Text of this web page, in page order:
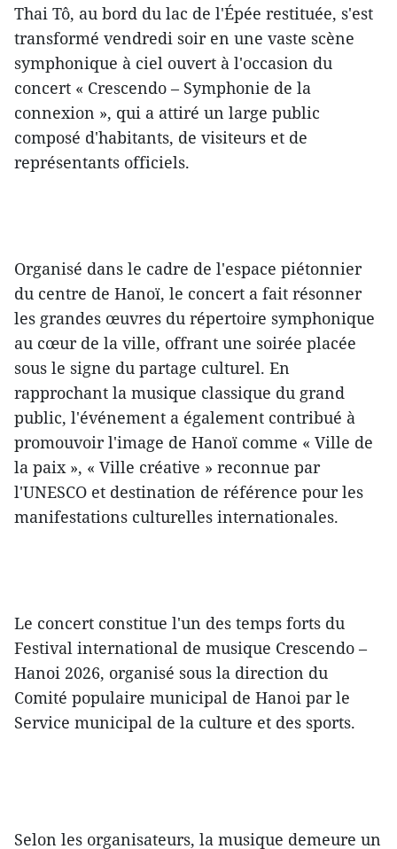
Thai Tô, au bord du lac de l'Épée restituée, s'est
transformé vendredi soir en une vaste scène
symphonique à ciel ouvert à l'occasion du
concert « Crescendo – Symphonie de la
connexion », qui a attiré un large public
composé d'habitants, de visiteurs et de
représentants officiels.
Organisé dans le cadre de l'espace piétonnier
du centre de Hanoï, le concert a fait résonner
les grandes œuvres du répertoire symphonique
au cœur de la ville, offrant une soirée placée
sous le signe du partage culturel. En
rapprochant la musique classique du grand
public, l'événement a également contribué à
promouvoir l'image de Hanoï comme « Ville de
la paix », « Ville créative » reconnue par
l'UNESCO et destination de référence pour les
manifestations culturelles internationales.
Le concert constitue l'un des temps forts du
Festival international de musique Crescendo –
Hanoi 2026, organisé sous la direction du
Comité populaire municipal de Hanoi par le
Service municipal de la culture et des sports.
Selon les organisateurs, la musique demeure un